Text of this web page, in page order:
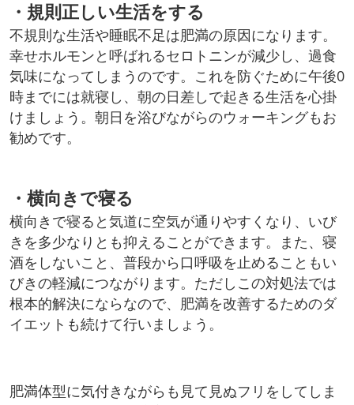
・規則正しい生活をする
不規則な生活や睡眠不足は肥満の原因になります。
幸せホルモンと呼ばれるセロトニンが減少し、過食
気味になってしまうのです。これを防ぐために午後0
時までには就寝し、朝の日差しで起きる生活を心掛
けましょう。朝日を浴びながらのウォーキングもお
勧めです。
・横向きで寝る
横向きで寝ると気道に空気が通りやすくなり、いび
きを多少なりとも抑えることができます。また、寝
酒をしないこと、普段から口呼吸を止めることもい
びきの軽減につながります。ただしこの対処法では
根本的解決にならなので、肥満を改善するためのダ
イエットも続けて行いましょう。
肥満体型に気付きながらも見て見ぬフリをしてしま